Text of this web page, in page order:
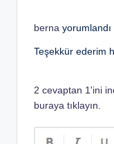
berna yorumlandı
Teşekkür ederim
2 cevaptan 1'ini
buraya tıklayın.